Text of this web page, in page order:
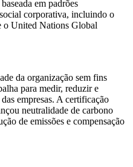
em padrões
corporativa, incluindo o
United Nations Global
da organização sem fins
para medir, reduzir e
empresas. A certificação
neutralidade de carbono
de emissões e compensação